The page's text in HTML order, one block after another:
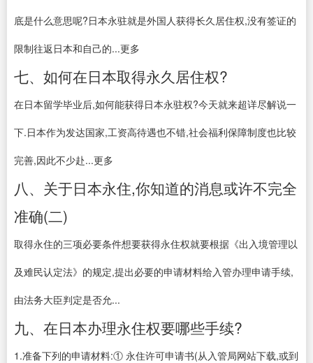
底是什么意思呢?日本永驻就是外国人获得长久居住权,没有签证的
限制往返日本和自己的...更多
七、如何在日本取得永久居住权?
在日本留学毕业后,如何能获得日本永驻权?今天就来超详尽解说一
下.日本作为发达国家,工资高待遇也不错,社会福利保障制度也比较
完善,因此不少赴...更多
八、关于日本永住,你知道的消息或许不完全
准确(二)
取得永住的三项必要条件想要获得永住权就要根据《出入境管理以
及难民认定法》的规定,提出必要的申请材料给入管办理申请手续,
由法务大臣判定是否允...
九、在日本办理永住权要哪些手续?
1.准备下列的申请材料:① 永住许可申请书(从入管局网站下载,或到